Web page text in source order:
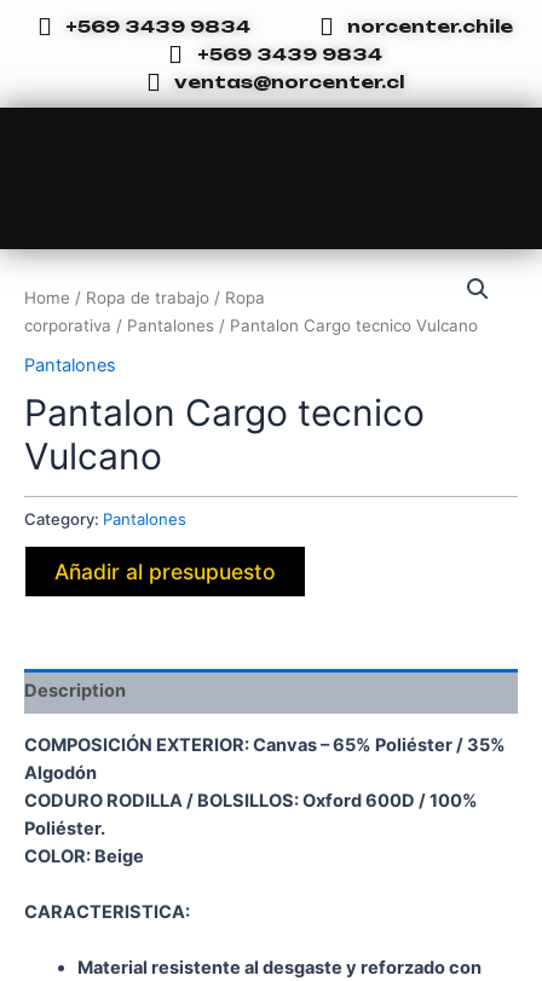
+569 3439 9834
norcenter.chile
+569 3439 9834
ventas@norcenter.cl
Home / Ropa de trabajo / Ropa
corporativa / Pantalones / Pantalon Cargo tecnico Vulcano
Pantalones
Pantalon Cargo tecnico
Vulcano
Category: Pantalones
Añadir al presupuesto
Description
COMPOSICIÓN EXTERIOR: Canvas – 65% Poliéster / 35%
Algodón
CODURO RODILLA / BOLSILLOS: Oxford 600D / 100%
Poliéster.
COLOR: Beige
CARACTERISTICA:
Material resistente al desgaste y reforzado con